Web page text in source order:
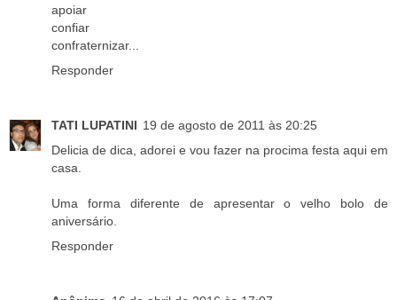
apoiar
confiar
confraternizar...
Responder
TATI LUPATINI 19 de agosto de 2011 às 20:25
Delicia de dica, adorei e vou fazer na procima festa aqui em
casa.
Uma forma diferente de apresentar o velho bolo de
aniversário.
Responder